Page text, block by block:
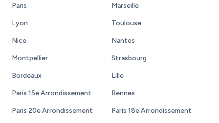
Paris Marseille
Lyon Toulouse
Nice Nantes
Montpellier Strasbourg
Bordeaux Lille
Paris 15e Arrondissement Rennes
Paris 20e Arrondissement Paris 18e Arrondissement